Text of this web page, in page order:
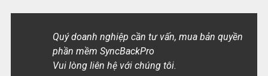
Quý doanh nghiệp cần tư vấn, mua bản quyền
phần mềm SyncBackPro
Vui lòng liên hệ với chúng tôi.